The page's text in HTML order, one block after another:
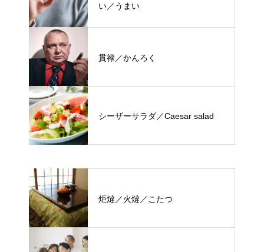
い／うまい
貫禄／かんろく
シーザーサラダ／Caesar salad
炬燵／火燵／こたつ